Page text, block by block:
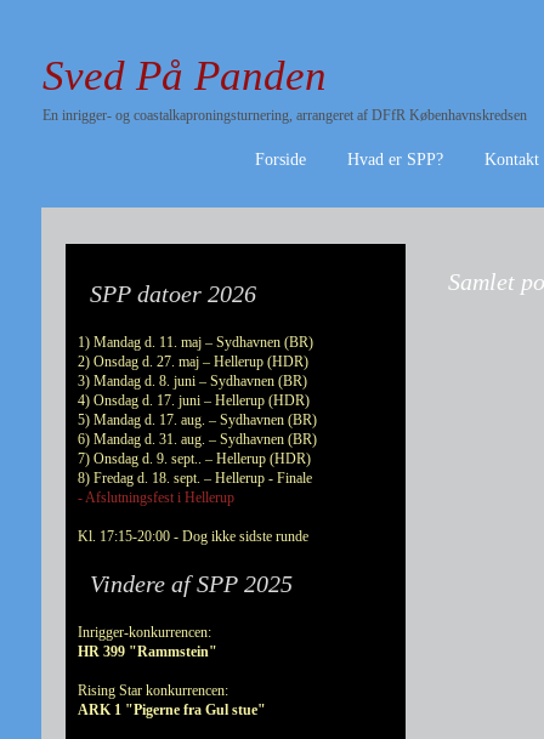
Sved På Panden
En inrigger- og coastalkaproningsturnering, arrangeret af DFfR Københavnskredsen
Forside Hvad er SPP? Kontakt
SPP datoer 2026
1) Mandag d. 11. maj – Sydhavnen (BR)
2) Onsdag d. 27. maj – Hellerup (HDR)
3) Mandag d. 8. juni – Sydhavnen (BR)
4) Onsdag d. 17. juni – Hellerup (HDR)
5) Mandag d. 17. aug. – Sydhavnen (BR)
6) Mandag d. 31. aug. – Sydhavnen (BR)
7) Onsdag d. 9. sept.. – Hellerup (HDR)
8) Fredag d. 18. sept. – Hellerup - Finale
- Afslutningsfest i Hellerup
Kl. 17:15-20:00 - Dog ikke sidste runde
Vindere af SPP 2025
Inrigger-konkurrencen:
HR 399 "Rammstein"
Rising Star konkurrencen:
ARK 1 "Pigerne fra Gul stue"
Samlet